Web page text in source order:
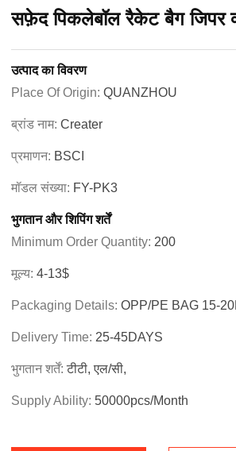
सफ़ेद पिकलेबॉल रैकेट बैग जिपर
उत्पाद का विवरण
Place Of Origin: QUANZHOU
ब्रांड नाम: Creater
प्रमाणन: BSCI
मॉडल संख्या: FY-PK3
भुगतान और शिपिंग शर्तें
Minimum Order Quantity: 200
मूल्य: 4-13$
Packaging Details: OPP/PE BAG 15-
Delivery Time: 25-45DAYS
भुगतान शर्तें:टीटी, एल/सी,
Supply Ability: 50000pcs/month